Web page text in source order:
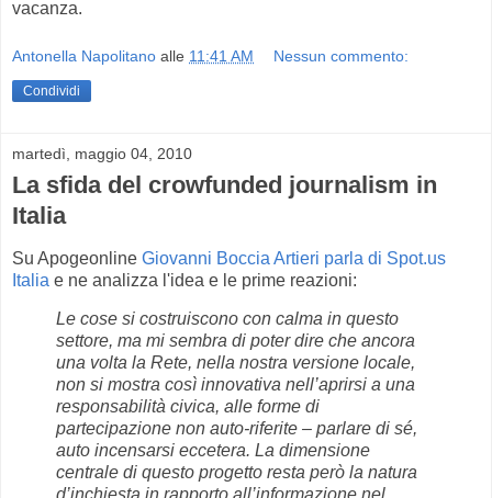
vacanza.
Antonella Napolitano alle 11:41 AM Nessun commento:
Condividi
martedì, maggio 04, 2010
La sfida del crowfunded journalism in
Italia
Su Apogeonline Giovanni Boccia Artieri parla di Spot.us
Italia e ne analizza l'idea e le prime reazioni:
Le cose si costruiscono con calma in questo
settore, ma mi sembra di poter dire che ancora
una volta la Rete, nella nostra versione locale,
non si mostra così innovativa nell’aprirsi a una
responsabilità civica, alle forme di
partecipazione non auto-riferite – parlare di sé,
auto incensarsi eccetera. La dimensione
centrale di questo progetto resta però la natura